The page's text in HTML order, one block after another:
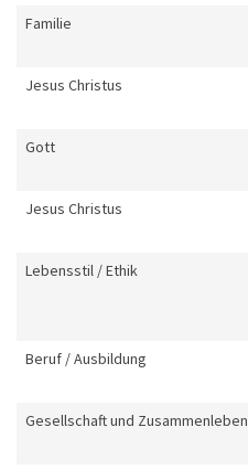
Familie
Jesus Christus
Gott
Jesus Christus
Lebensstil / Ethik
Beruf / Ausbildung
Gesellschaft und Zusammenleben